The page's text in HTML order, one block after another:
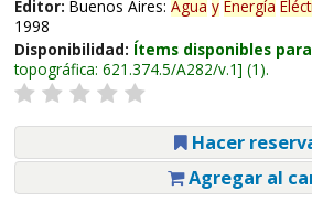
Editor: Buenos Aires: Agua y Energía
1998
Disponibilidad: Ítems disponibles
topográfica: 621.374.5/A282/v.1 (1).
Hacer
Agregar al